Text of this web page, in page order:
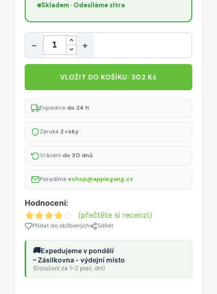
Skladem · Odesíláme zítra
Množství
− +
VLOŽIT DO KOŠÍKU· 302 Kč
Expedice do 24 h
Záruka 2 roky
Vrácení do 30 dnů
Poradíme eshop@applegang.cz
Hodnocení:
(přečtěte si recenzi)
Přidat do oblíbených Sdílet
🚚Expedujeme v pondělí
– Zásilkovna - výdejní místo
(Doručení za 1–2 prac. dní)